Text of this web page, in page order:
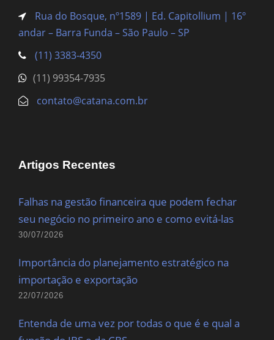
Rua do Bosque, nº1589 | Ed. Capitollium | 16º
andar – Barra Funda – São Paulo – SP
(11) 3383-4350
(11) 99354-7935
contato@catana.com.br
Artigos Recentes
Falhas na gestão financeira que podem fechar
seu negócio no primeiro ano e como evitá-las
30/07/2026
Importância do planejamento estratégico na
importação e exportação
22/07/2026
Entenda de uma vez por todas o que é e qual a